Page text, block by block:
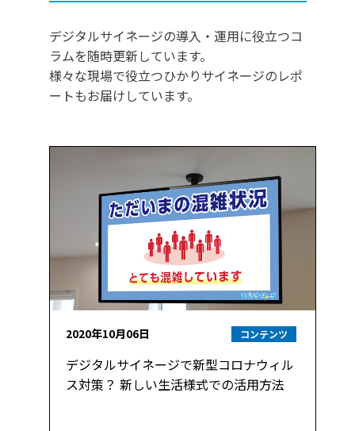
デジタルサイネージの導入・運用に役立つコ
ラムを随時更新しています。
様々な現場で役立つひかりサイネージのレポ
ートもお届けしています。
2020年10月06日 コンテンツ
デジタルサイネージで新型コロナウィル
ス対策？ 新しい生活様式での活用方法